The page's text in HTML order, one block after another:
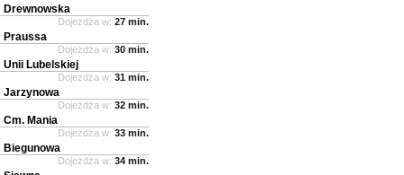
Drewnowska
Dojeżdża w: 27 min.
Praussa
Dojeżdża w: 30 min.
Unii Lubelskiej
Dojeżdża w: 31 min.
Jarzynowa
Dojeżdża w: 32 min.
Cm. Mania
Dojeżdża w: 33 min.
Biegunowa
Dojeżdża w: 34 min.